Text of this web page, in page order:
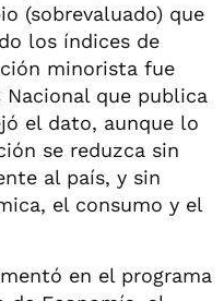
(sobrevaluado) que
los índices de
minorista fue
Nacional que publica
el dato, aunque lo
se reduzca sin
al país, y sin
el consumo y el
en el programa